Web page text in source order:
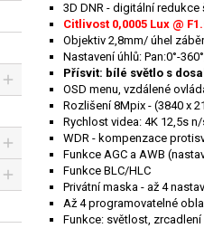
3D DNR - digitální redukce
Citlivost 0,0005 Lux @
Objektiv 2,8mm/ úhel
Nastavení úhlů: Pan:0°-
Přísvit: bílé světlo s
OSD menu, vzdálené
Rozlišení 8Mpix - (3840 x
Rychlost videa: 4K 12,5s
WDR - kompenzace
Funkce AGC a AWB
Funkce BLC/HLC
Privátní maska - až 4
Až 4 programovatelné
Funkce: světlost,